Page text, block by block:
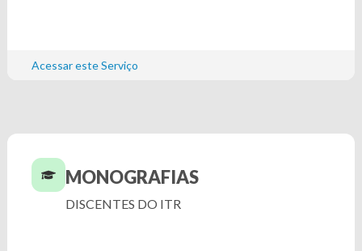
Acessar este Serviço
MONOGRAFIAS
DISCENTES DO ITR